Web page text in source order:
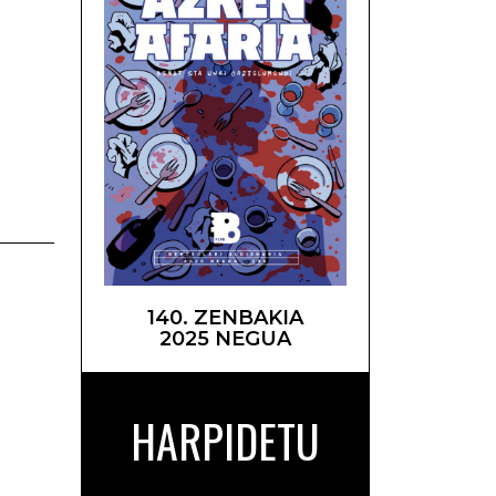
140. ZENBAKIA
2025 NEGUA
HARPIDETU